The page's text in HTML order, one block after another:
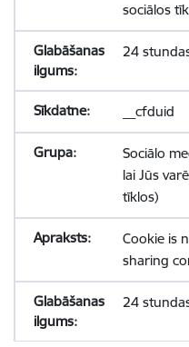
sociālos
24
__cfduid
Sociālo
lai Jūs
tīklos)
Cookie is
sharing
24